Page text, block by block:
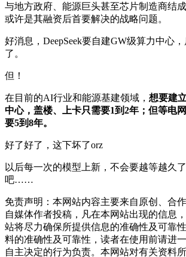
与地方政府、能源巨头甚至芯片制造商结
或许是其融资后首要解决的战略问题。
好消息，DeepSeek要自建GW级算力中心
了。
但！
在目前的AI行业和能源基建领域， 想要建
中心，盖楼、上卡只需要1到2年；但等电
要5到8年。
好了好了，这下坏了orz
以后每一次的模型上新，不会要越等越
吧……
免责声明：本网站内容主要来自原创、合
自媒体作者投稿，凡在本网站出现的信息
站将尽力确保所提供信息的准确性及可靠
料的准确性及可靠性，读者在使用前请进
自主决定的行为负责。本网站对有关资料